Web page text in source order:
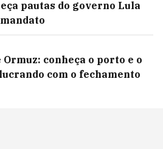
pautas do governo Lula
conheça o porto e o
com o fechamento